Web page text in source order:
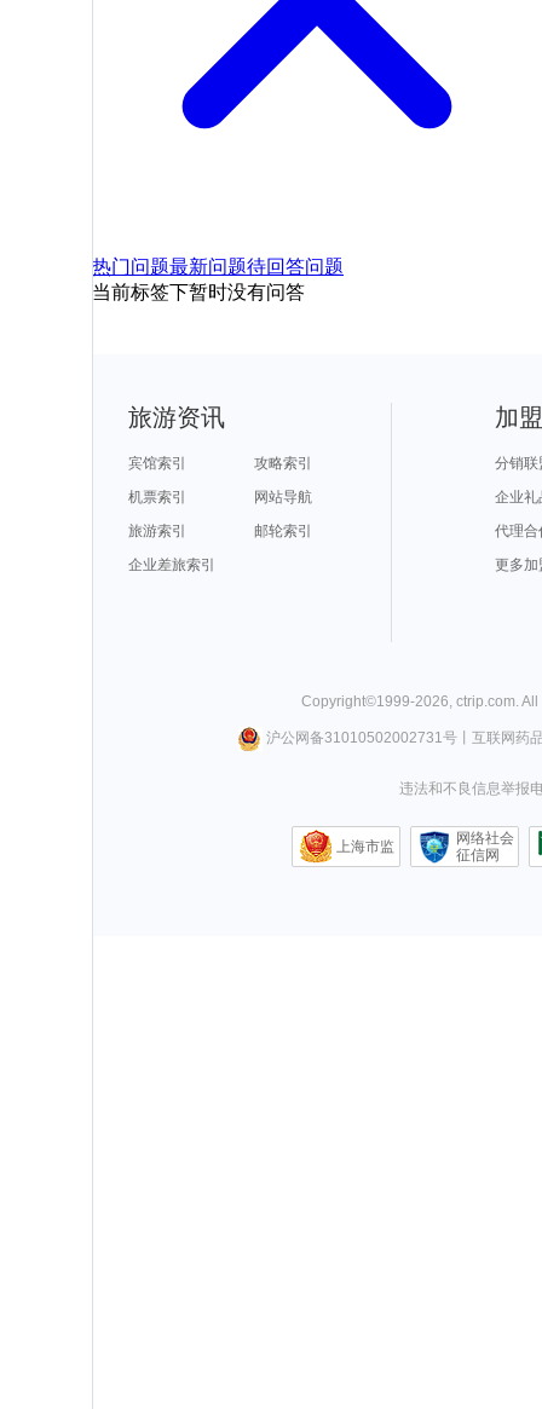
热门问题最新问题待回答问题
当前标签下暂时没有问答
旅游资讯
宾馆索引
攻略索引
机票索引
网站导航
旅游索引
邮轮索引
企业差旅索引
加
分销联
企业礼
代理合
更多加
Copyright©1999-2026, ctrip.com.
沪公网备31010502002731号丨 互联网药
违法和不良信息举报
上海市监
网络社会
征信网